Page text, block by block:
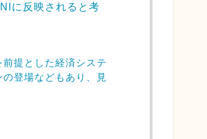
に反映されると考
提とした経済システ
登場などもあり、見